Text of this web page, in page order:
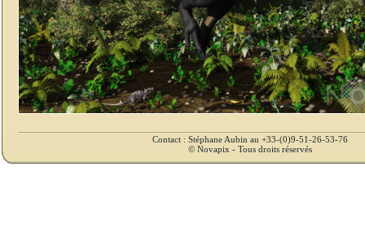
Contact : Stéphane Aubin au +33-(0)9-51-26-53-76
© Novapix - Tous droits réservés